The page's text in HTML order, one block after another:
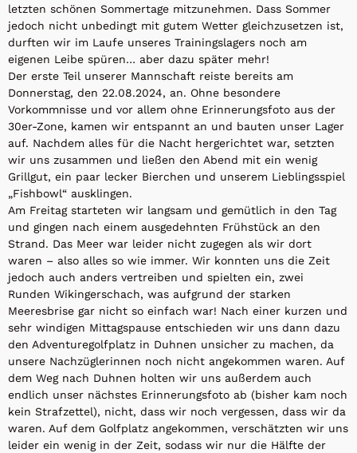
letzten schönen Sommertage mitzunehmen. Dass Sommer
jedoch nicht unbedingt mit gutem Wetter gleichzusetzen ist,
durften wir im Laufe unseres Trainingslagers noch am
eigenen Leibe spüren… aber dazu später mehr!
Der erste Teil unserer Mannschaft reiste bereits am
Donnerstag, den 22.08.2024, an. Ohne besondere
Vorkommnisse und vor allem ohne Erinnerungsfoto aus der
30er-Zone, kamen wir entspannt an und bauten unser Lager
auf. Nachdem alles für die Nacht hergerichtet war, setzten
wir uns zusammen und ließen den Abend mit ein wenig
Grillgut, ein paar lecker Bierchen und unserem Lieblingsspiel
„Fishbowl“ ausklingen.
Am Freitag starteten wir langsam und gemütlich in den Tag
und gingen nach einem ausgedehnten Frühstück an den
Strand. Das Meer war leider nicht zugegen als wir dort
waren – also alles so wie immer. Wir konnten uns die Zeit
jedoch auch anders vertreiben und spielten ein, zwei
Runden Wikingerschach, was aufgrund der starken
Meeresbrise gar nicht so einfach war! Nach einer kurzen und
sehr windigen Mittagspause entschieden wir uns dann dazu
den Adventuregolfplatz in Duhnen unsicher zu machen, da
unsere Nachzüglerinnen noch nicht angekommen waren. Auf
dem Weg nach Duhnen holten wir uns außerdem auch
endlich unser nächstes Erinnerungsfoto ab (bisher kam noch
kein Strafzettel), nicht, dass wir noch vergessen, dass wir da
waren. Auf dem Golfplatz angekommen, verschätzten wir uns
leider ein wenig in der Zeit, sodass wir nur die Hälfte der